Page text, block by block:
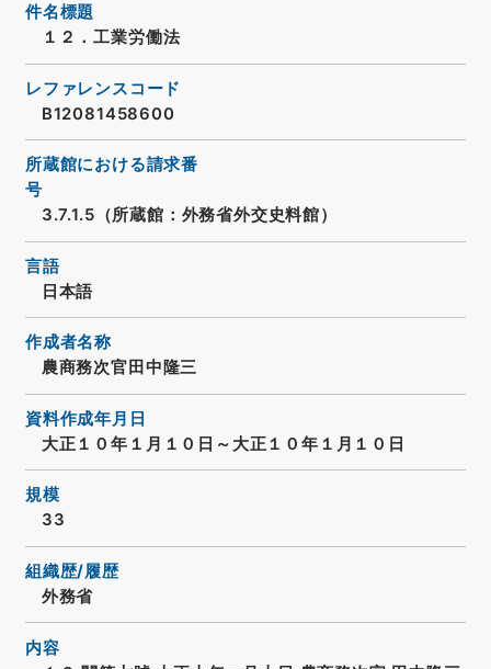
件名標題
１２．工業労働法
レファレンスコード
B12081458600
所蔵館における請求番
号
3.7.1.5（所蔵館：外務省外交史料館）
言語
日本語
作成者名称
農商務次官田中隆三
資料作成年月日
大正１０年１月１０日～大正１０年１月１０日
規模
33
組織歴/履歴
外務省
内容